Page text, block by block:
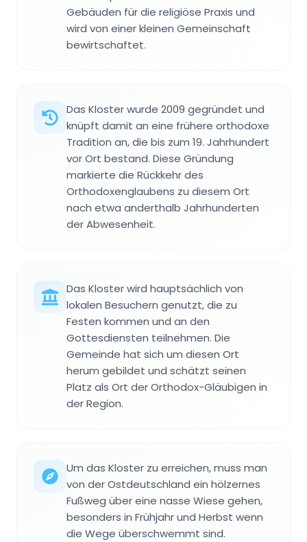
Gebäuden für die religiöse Praxis und
wird von einer kleinen Gemeinschaft
bewirtschaftet.
Das Kloster wurde 2009 gegründet und
knüpft damit an eine frühere orthodoxe
Tradition an, die bis zum 19. Jahrhundert
vor Ort bestand. Diese Gründung
markierte die Rückkehr des
Orthodoxenglaubens zu diesem Ort
nach etwa anderthalb Jahrhunderten
der Abwesenheit.
Das Kloster wird hauptsächlich von
lokalen Besuchern genutzt, die zu
Festen kommen und an den
Gottesdiensten teilnehmen. Die
Gemeinde hat sich um diesen Ort
herum gebildet und schätzt seinen
Platz als Ort der Orthodox-Gläubigen in
der Region.
Um das Kloster zu erreichen, muss man
von der Ostdeutschland ein hölzernes
Fußweg über eine nasse Wiese gehen,
besonders in Frühjahr und Herbst wenn
die Wege überschwemmt sind.